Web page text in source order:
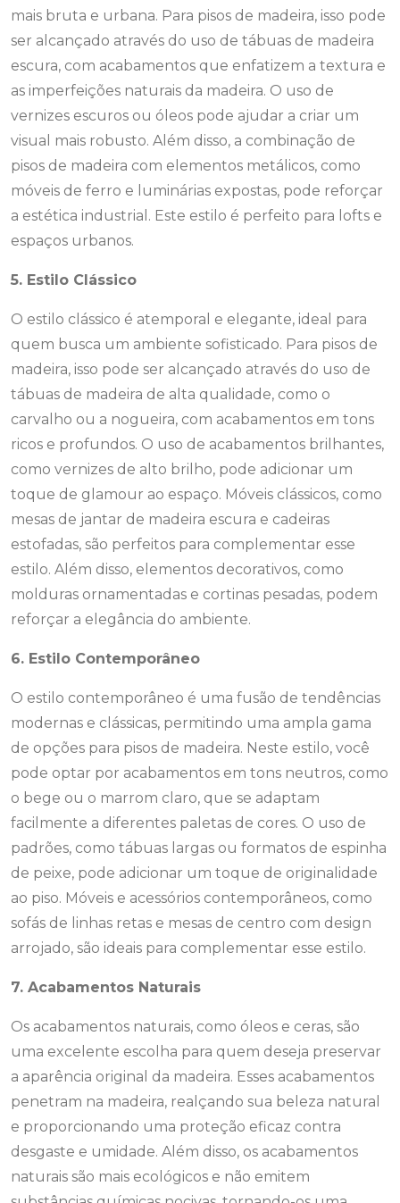
mais bruta e urbana. Para pisos de madeira, isso pode
ser alcançado através do uso de tábuas de madeira
escura, com acabamentos que enfatizem a textura e
as imperfeições naturais da madeira. O uso de
vernizes escuros ou óleos pode ajudar a criar um
visual mais robusto. Além disso, a combinação de
pisos de madeira com elementos metálicos, como
móveis de ferro e luminárias expostas, pode reforçar
a estética industrial. Este estilo é perfeito para lofts e
espaços urbanos.
5. Estilo Clássico
O estilo clássico é atemporal e elegante, ideal para
quem busca um ambiente sofisticado. Para pisos de
madeira, isso pode ser alcançado através do uso de
tábuas de madeira de alta qualidade, como o
carvalho ou a nogueira, com acabamentos em tons
ricos e profundos. O uso de acabamentos brilhantes,
como vernizes de alto brilho, pode adicionar um
toque de glamour ao espaço. Móveis clássicos, como
mesas de jantar de madeira escura e cadeiras
estofadas, são perfeitos para complementar esse
estilo. Além disso, elementos decorativos, como
molduras ornamentadas e cortinas pesadas, podem
reforçar a elegância do ambiente.
6. Estilo Contemporâneo
O estilo contemporâneo é uma fusão de tendências
modernas e clássicas, permitindo uma ampla gama
de opções para pisos de madeira. Neste estilo, você
pode optar por acabamentos em tons neutros, como
o bege ou o marrom claro, que se adaptam
facilmente a diferentes paletas de cores. O uso de
padrões, como tábuas largas ou formatos de espinha
de peixe, pode adicionar um toque de originalidade
ao piso. Móveis e acessórios contemporâneos, como
sofás de linhas retas e mesas de centro com design
arrojado, são ideais para complementar esse estilo.
7. Acabamentos Naturais
Os acabamentos naturais, como óleos e ceras, são
uma excelente escolha para quem deseja preservar
a aparência original da madeira. Esses acabamentos
penetram na madeira, realçando sua beleza natural
e proporcionando uma proteção eficaz contra
desgaste e umidade. Além disso, os acabamentos
naturais são mais ecológicos e não emitem